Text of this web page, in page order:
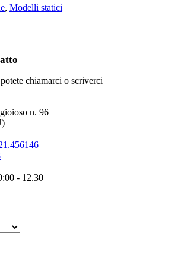
, Modelli statici
chiamarci o scriverci
n. 96
- 12.30